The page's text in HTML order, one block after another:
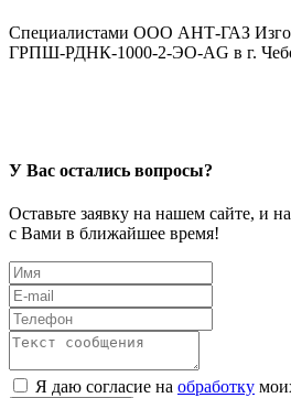
Специалистами ООО АНТ-ГАЗ
ГРПШ-РДНК-1000-2-ЭО-AG в г.
У Вас остались вопросы?
Оставьте заявку на нашем сайте, и
с Вами в ближайшее время!
Я даю согласие на обработку